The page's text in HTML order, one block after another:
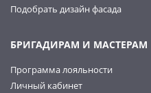
Подобрать дизайн фасада
БРИГАДИРАМ И МАСТЕРАМ
Программа лояльности
Личный кабинет